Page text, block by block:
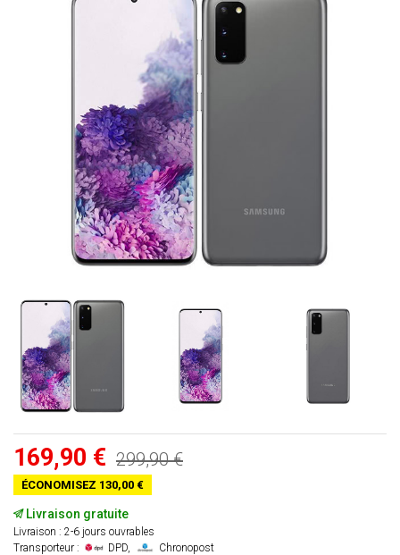
169,90 € 299,90 €
ÉCONOMISEZ 130,00 €
Livraison gratuite
Livraison : 2-6 jours ouvrables
Transporteur :
DPD,
Chronopost